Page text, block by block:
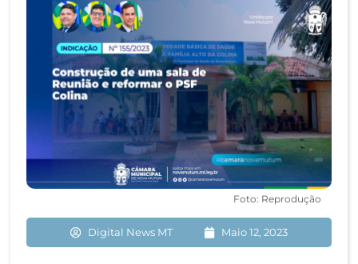
Foto: Reprodução
Digital News MT Maio 12, 2023